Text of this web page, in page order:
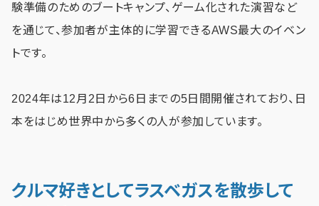
験準備のためのブートキャンプ、ゲーム化された演習など
を通じて、参加者が主体的に学習できるAWS最大のイベン
トです。
2024年は12月2日から6日までの5日間開催されており、日
本をはじめ世界中から多くの人が参加しています。
クルマ好きとしてラスベガスを散歩して